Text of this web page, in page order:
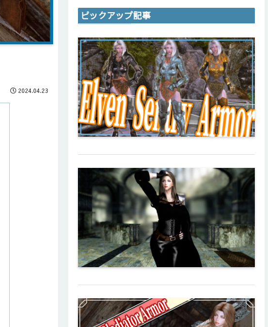
2024.04.23
ピックアップ記事